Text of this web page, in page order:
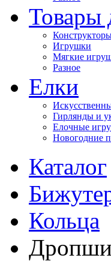
Товары
Игрушки
Мягкие
Разное
Елки
Гирлянды и
Елочные
Новогодние
Каталог
Кольца